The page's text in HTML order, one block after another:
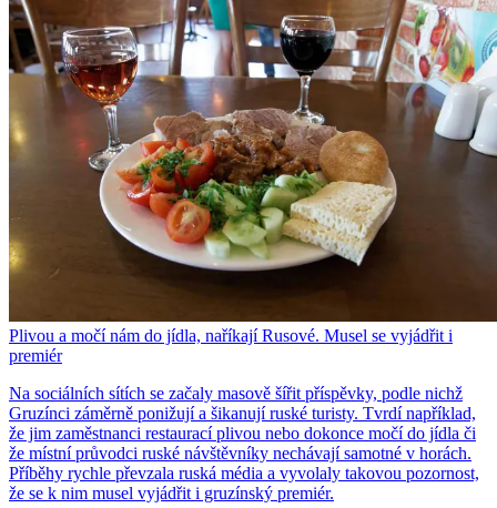
Plivou a močí nám do jídla, naříkají Rusové. Musel se vyjádřit i
premiér
Na sociálních sítích se začaly masově šířit příspěvky, podle nichž
Gruzínci záměrně ponižují a šikanují ruské turisty. Tvrdí například,
že jim zaměstnanci restaurací plivou nebo dokonce močí do jídla či
že místní průvodci ruské návštěvníky nechávají samotné v horách.
Příběhy rychle převzala ruská média a vyvolaly takovou pozornost,
že se k nim musel vyjádřit i gruzínský premiér.